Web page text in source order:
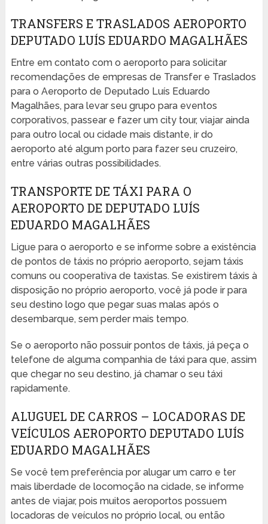
TRANSFERS E TRASLADOS AEROPORTO
DEPUTADO LUÍS EDUARDO MAGALHÃES
Entre em contato com o aeroporto para solicitar
recomendações de empresas de Transfer e Traslados
para o Aeroporto de Deputado Luís Eduardo
Magalhães, para levar seu grupo para eventos
corporativos, passear e fazer um city tour, viajar ainda
para outro local ou cidade mais distante, ir do
aeroporto até algum porto para fazer seu cruzeiro,
entre várias outras possibilidades.
TRANSPORTE DE TÁXI PARA O
AEROPORTO DE DEPUTADO LUÍS
EDUARDO MAGALHÃES
Ligue para o aeroporto e se informe sobre a existência
de pontos de táxis no próprio aeroporto, sejam táxis
comuns ou cooperativa de taxistas. Se existirem táxis à
disposição no próprio aeroporto, você já pode ir para
seu destino logo que pegar suas malas após o
desembarque, sem perder mais tempo.
Se o aeroporto não possuir pontos de táxis, já peça o
telefone de alguma companhia de táxi para que, assim
que chegar no seu destino, já chamar o seu táxi
rapidamente.
ALUGUEL DE CARROS – LOCADORAS DE
VEÍCULOS AEROPORTO DEPUTADO LUÍS
EDUARDO MAGALHÃES
Se você tem preferência por alugar um carro e ter
mais liberdade de locomoção na cidade, se informe
antes de viajar, pois muitos aeroportos possuem
locadoras de veículos no próprio local, ou então